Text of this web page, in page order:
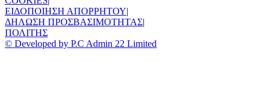
ΕΙΔΟΠΟΙΗΣΗ ΑΠΟΡΡΗΤΟΥ|
ΔΗΛΩΣΗ ΠΡΟΣΒΑΣΙΜΟΤΗΤΑΣ|
ΠΟΛΙΤΗΣ
© Developed by P.C Admin 22 Limited